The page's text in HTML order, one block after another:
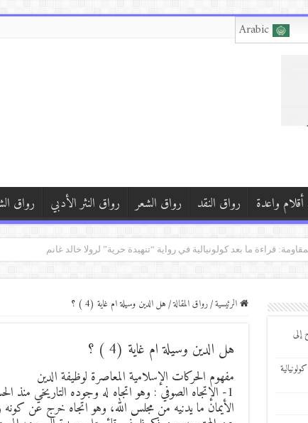
Arabic
واعدة رواق النقد رواق الشعر رواق النثر الأدبي رواق
). تصدر ديوانها الجديدديوان “قال لي فأنْصَتُ للقصيدة”
الرئيسية/رواق المقالة/هل الدين وسيلة ام غاية (4 ) ؟
هل الدين وسيلة ام غاية (4 ) ؟
مفهوم الحركات الإسلامية المعاصرة لوظيفة الدين
1- الإتجاه الصوفي : وهو اتجاه له وجوده التاريخي منذ
الأيمان ما يدنيه من مجلس الله، وهو اتجاه خرج عن كونه
إلى